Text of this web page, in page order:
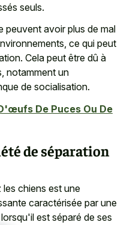
seuls.
peuvent avoir plus de mal
ce qui peut
Cela peut être dû à
notamment un
de socialisation.
De Puces Ou De
de séparation
chiens est une
caractérisée par une
est séparé de ses